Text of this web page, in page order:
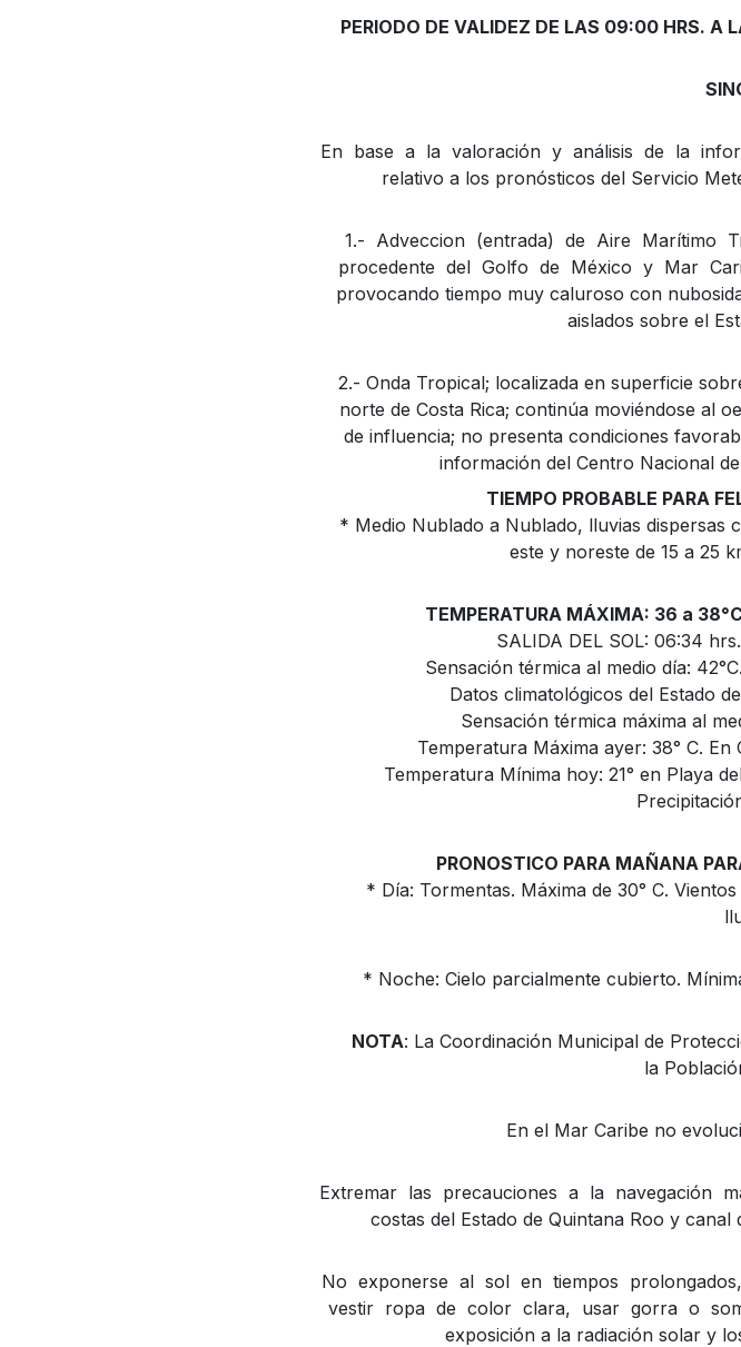
PERIODO DE VALIDEZ DE LAS 09:00 HRS. A
En base a la valoración y análisis de la
relativo a los pronósticos del Servicio
1.- Adveccion (entrada) de Aire Marítimo
procedente del Golfo de México y Mar
provocando tiempo muy caluroso con
aislados sobre el
2.- Onda Tropical; localizada en superficie
norte de Costa Rica; continúa moviéndose al
de influencia; no presenta condiciones
información del Centro Nacional
TIEMPO PROBABLE PARA
* Medio Nublado a Nublado, lluvias dispersas
este y noreste de 15 a 25
TEMPERATURA MÁXIMA: 36 a
SALIDA DEL SOL: 06:34
Sensación térmica al medio día:
Datos climatológicos del Estado
Sensación térmica máxima al
Temperatura Máxima ayer: 38° C.
Temperatura Mínima hoy: 21° en Playa
PRONOSTICO PARA MAÑANA
* Día: Tormentas. Máxima de 30° C.
* Noche: Cielo parcialmente cubierto.
NOTA: La Coordinación Municipal de
la
En el Mar Caribe no
Extremar las precauciones a la navegación
costas del Estado de Quintana Roo y
No exponerse al sol en tiempos
vestir ropa de color clara, usar gorra o
exposición a la radiación solar y